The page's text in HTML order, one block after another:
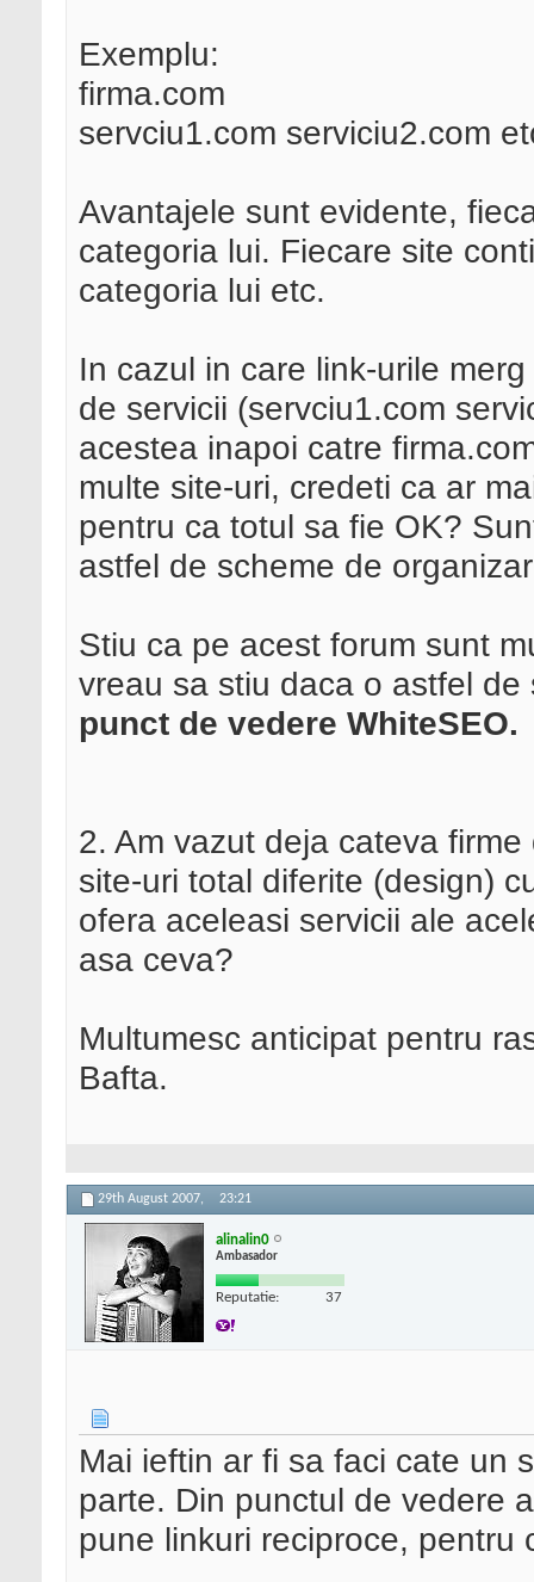
Exemplu:
firma.com
servciu1.com serviciu2.com
Avantajele sunt evidente,
categoria lui. Fiecare site
categoria lui etc.
In cazul in care link-urile
de servicii (servciu1.com
acestea inapoi catre
multe site-uri, credeti ca ar
pentru ca totul sa fie OK?
astfel de scheme de
Stiu ca pe acest forum sunt
vreau sa stiu daca o astfel
punct de vedere WhiteSEO.
2. Am vazut deja cateva
site-uri total diferite (design)
ofera aceleasi servicii ale
asa ceva?
Multumesc anticipat pentru
Bafta.
29th August 2007, 23:21
alinalin0
Ambasador
Reputatie: 37
Mai ieftin ar fi sa faci cate un
parte. Din punctul de vedere
pune linkuri reciproce, pentru